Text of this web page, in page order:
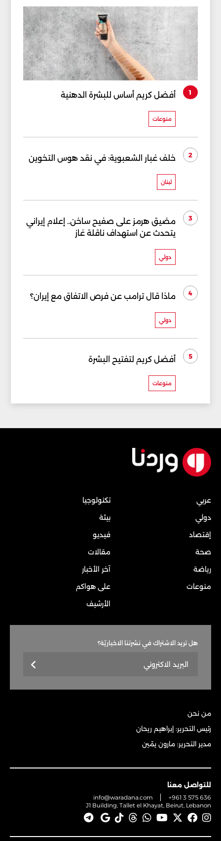
1 أفضل كريم أساس للبشرة الدهنية
منوعات
2 خلف غبار الشعبوية: في نقد هوس التخوين
لبنان
3
مضيق هرمز على صفيح ساخن.. إعلام إيراني
يتحدث عن استهداف ناقلة غاز
دولي
4 ماذا قال ترامب عن فرص الاتفاق مع إيران؟
دولي
5 أفضل كريم لتفتيح البشرة
منوعات
عربي
دولي
إقتصاد
صحة
رياضة
منوعات
تكنولوجيا
بيئة
فيديو
مقالات
آخر الأخبار
على هواكم
الأرشيف
هل تريد الاشتراك في نشرتنا الاخباريّة؟
من نحن
رئيس التحرير: إبراهيم ريحان
مدير التحرير: مارون يمّين
للتواصل معنا
info@waradana.com
+961 3 575 636
J1 Building, Tallet el Khayat, Beirut, Lebanon